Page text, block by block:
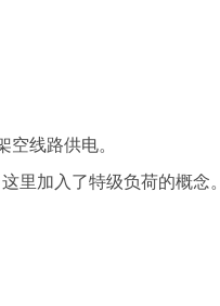
线路供电。
加入了特级负荷的概念。